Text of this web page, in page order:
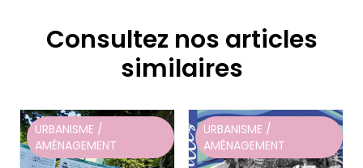
Consultez nos articles
similaires
URBANISME /
AMÉNAGEMENT
URBANISME /
AMÉNAGEMENT